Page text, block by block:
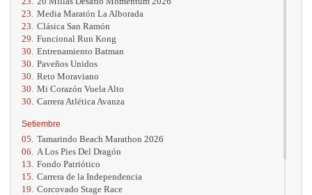
23. Media Maratón La Alborada
23. Clásica San Ramón
29. Funcional Run Kong
30. Entrenamiento Batman
30. Paveños Unidos
30. Reto Moraviano
30. Mi Corazón Vuela Alto
30. Carrera Atlética Avanza
Setiembre
05. Tamarindo Beach Marathon 2026
06.
A Los Pies Del Dragón
13. Fondo Patriótico
15. Carrera de la Independencia
19. Corcovado Stage Race